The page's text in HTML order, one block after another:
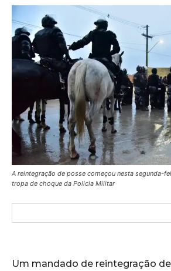
A reintegração de posse começou nesta segunda-
tropa de choque da Policia Militar
Um mandado de reintegração